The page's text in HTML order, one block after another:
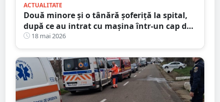
ACTUALITATE
Două minore și o tânără șoferiță la spital,
după ce au intrat cu mașina într-un cap de
pod. Totul s-a întâmplat în județul Satu
Mare
18 mai 2026